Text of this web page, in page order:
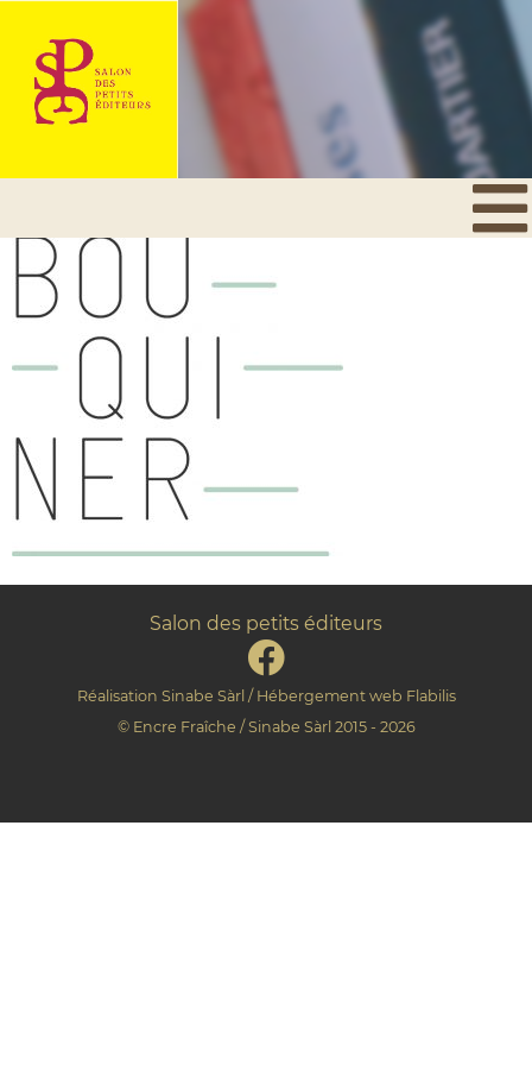
Salon des petits éditeurs
Réalisation Sinabe Sàrl / Hébergement web Flabilis
© Encre Fraîche / Sinabe Sàrl 2015 - 2026